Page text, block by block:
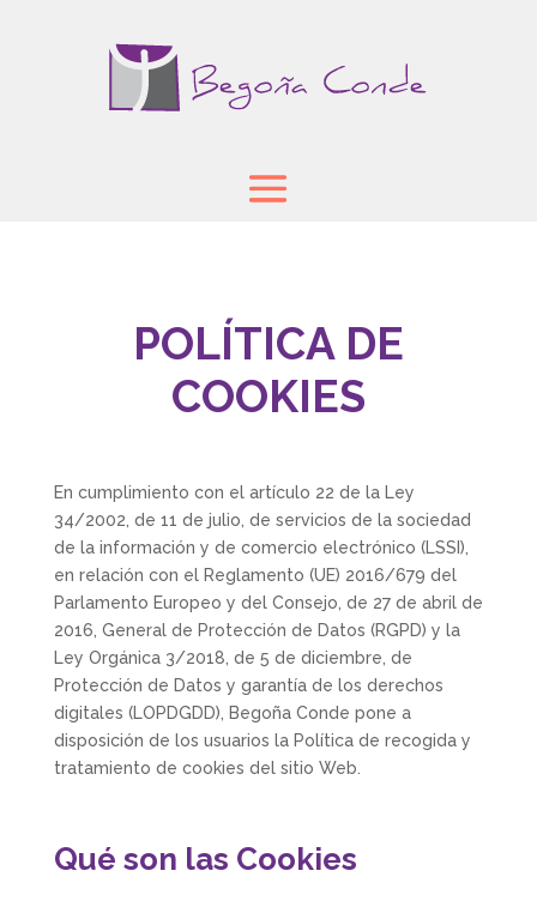
POLÍTICA DE
COOKIES
En cumplimiento con el artículo 22 de la Ley
34/2002, de 11 de julio, de servicios de la sociedad
de la información y de comercio electrónico (LSSI),
en relación con el Reglamento (UE) 2016/679 del
Parlamento Europeo y del Consejo, de 27 de abril de
2016, General de Protección de Datos (RGPD) y la
Ley Orgánica 3/2018, de 5 de diciembre, de
Protección de Datos y garantía de los derechos
digitales (LOPDGDD),
Begoña Conde pone a
disposición de los usuarios la Política de recogida y
tratamiento de cookies del sitio Web.
Qué son las Cookies